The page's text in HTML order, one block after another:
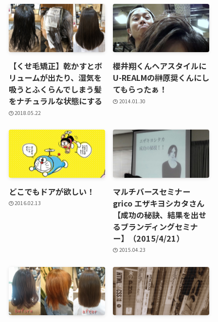
【くせ毛矯正】乾かすとボ
リュームが出たり、湿気を
吸うとふくらんでしまう髪
をナチュラルな状態にする
2018.05.22
櫻井翔くんヘアスタイルに
U-REALMの榊原奨くんにし
てもらったぁ！
2014.01.30
どこでもドアが欲しい！
2016.02.13
マルチバースセミナー
grico エザキヨシカタさん
【成功の秘訣、結果を出せ
るブランディングセミナ
ー】（2015/4/21）
2015.04.23